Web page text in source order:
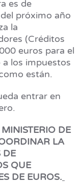
es de
próximo año
la
(Créditos
euros para el
los impuestos
están.
entrar en
DE
LA
DE
QUE
DE EUROS.